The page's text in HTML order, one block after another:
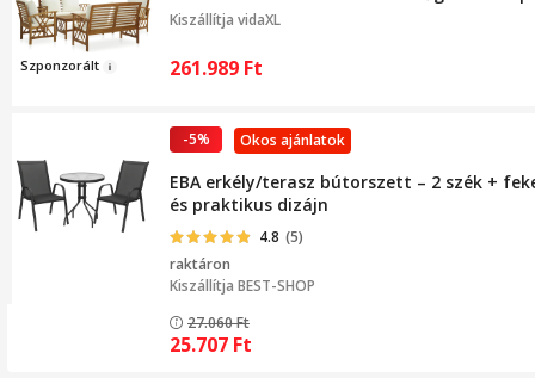
Szponzorált
Kiszállítja vidaXL
261.989 Ft
Okos ajánlatok
-5%
EBA erkély/terasz bútorszett – 2 szék +
és praktikus dizájn
4.8 (5)
raktáron
Kiszállítja BEST-SHOP
27.060Ft
25.707 Ft